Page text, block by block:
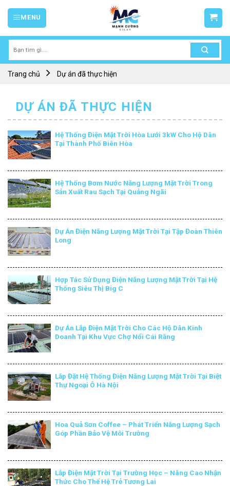
Skip
kiếm:
MENU
Trang chủ Dự án đã thực hiện
DỰ ÁN ĐÃ THỰC HIỆN
Hệ Thống Điện Mặt Trời Hòa Lưới 3kW Cho Hộ Dân
Tại Thành Phố Biên Hòa
Hệ Thống Bơm Nước Năng Lượng Mặt Trời Trong
Sản Xuất Rau Sạch Tại Quảng Ngãi
Dự Án Điện Năng Lượng Mặt Trời Tại Tập Đoàn Thiên
Long
Hợp Tác Sử Dụng Điện Năng Lượng Mặt Trời Tại Hệ
Thống Siêu Thị Big C
Dự Án Lắp Điện Mặt Trời Cho Các Hộ Dân Kinh
Doanh Tại Khu Vực Chợ Nổi Cái Răng
Lắp Đặt Hệ Thống Điện Năng Lượng Mặt Trời Tại Biệt
Thự Ngoại Ô Hà Nội
Hoa Quả Sơn Coffee – Phát Triển Năng Lượng Sạch
Góp Phần Bảo Vệ Môi Trường
Lắp Điện Mặt Trời Tại Trường Học – Nâng Cao Nhận
Thức Cho Thế Hệ Trẻ Tương Lai